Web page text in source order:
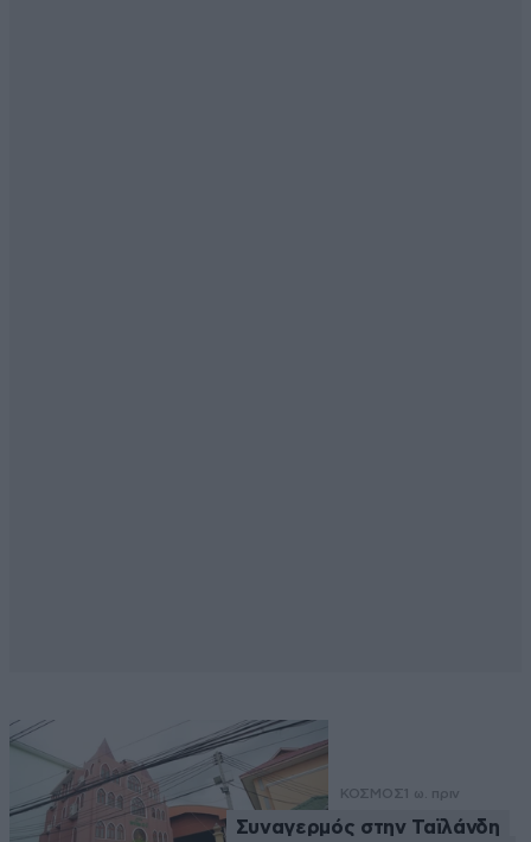
ΚΟΣΜΟΣ 1 ω. πριν
Συναγερμός στην Ταϊλάνδη